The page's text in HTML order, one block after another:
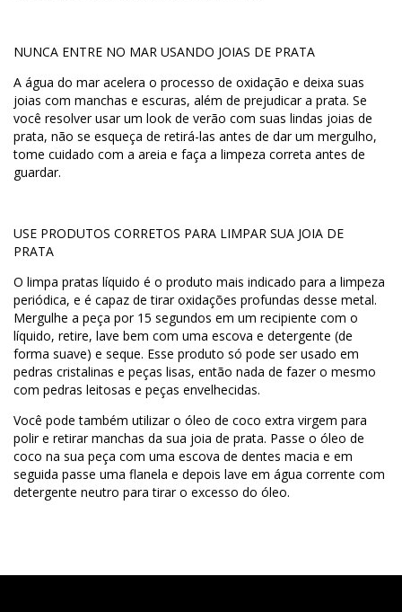
NUNCA ENTRE NO MAR USANDO JOIAS DE PRATA
A água do mar acelera o processo de oxidação e deixa suas
joias com manchas e escuras, além de prejudicar a prata. Se
você resolver usar um look de verão com suas lindas joias de
prata, não se esqueça de retirá-las antes de dar um mergulho,
tome cuidado com a areia e faça a limpeza correta antes de
guardar.
USE PRODUTOS CORRETOS PARA LIMPAR SUA JOIA DE
PRATA
O limpa pratas líquido é o produto mais indicado para a limpeza
periódica, e é capaz de tirar oxidações profundas desse metal.
Mergulhe a peça por 15 segundos em um recipiente com o
líquido, retire, lave bem com uma escova e detergente (de
forma suave) e seque. Esse produto só pode ser usado em
pedras cristalinas e peças lisas, então nada de fazer o mesmo
com pedras leitosas e peças envelhecidas.
Você pode também utilizar o óleo de coco extra virgem para
polir e retirar manchas da sua joia de prata. Passe o óleo de
coco na sua peça com uma escova de dentes macia e em
seguida passe uma flanela e depois lave em água corrente com
detergente neutro para tirar o excesso do óleo.